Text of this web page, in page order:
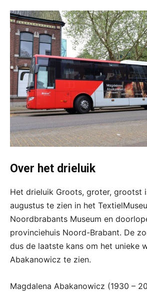
Over het drieluik
Het drieluik Groots, groter, grootst
augustus te zien in het
Noordbrabants Museum en
provinciehuis Noord-Brabant. De
dus de laatste kans om het unieke
Abakanowicz te zien.
Magdalena Abakanowicz (1930 –